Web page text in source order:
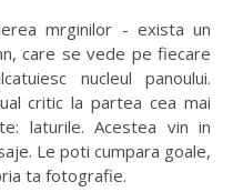
mrginilor - exista un
care se vede pe fiecare
nucleul panoului.
critic la partea cea mai
laturile. Acestea vin in
Le poti cumpara goale,
ta fotografie.